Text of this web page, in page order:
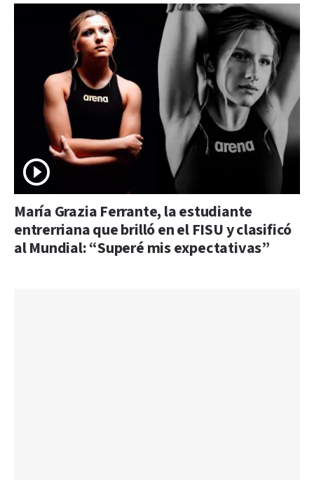
María Grazia Ferrante, la estudiante
entrerriana que brilló en el FISU y clasificó
al Mundial: “Superé mis expectativas”